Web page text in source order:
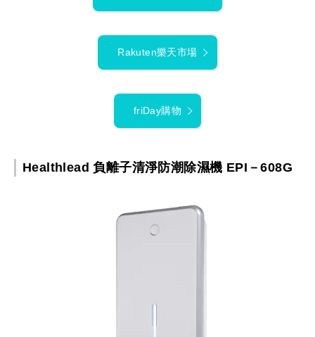
Rakuten樂天市場
friDay購物
Healthlead 負離子清淨防潮除濕機 EPI－608G